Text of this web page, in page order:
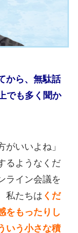
から、無駄話
でも多く聞か
いいよね」
るようなくだ
ライン会議を
私たちは くだ
をもったりし
いう小さな積